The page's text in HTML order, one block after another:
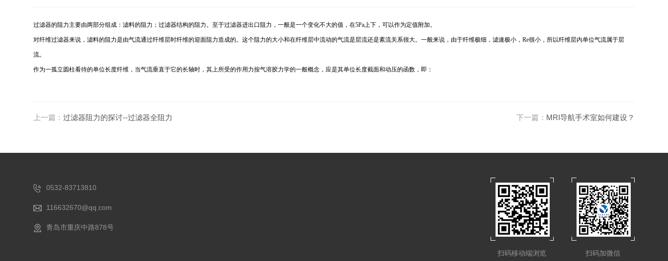
过滤器的阻力主要由两部分组成：滤料的阻力；过滤器结构的阻力。至于过滤器进出口阻力，一般是一个变化不大的值，在5Pa上下，可以作为定值附加。
对纤维过滤器来说，滤料的阻力是由气流通过纤维层时纤维的迎面阻力造成的。这个阻力的大小和在纤维层中流动的气流是层流还是紊流关系很大。一般来说，由于纤维极细，滤速极小，Re很小，所以纤维层内单位气流属于层
流。
作为一孤立圆柱看待的单位长度纤维，当气流垂直于它的长轴时，其上所受的作用力按气溶胶力学的一般概念，应是其单位长度截面和动压的函数，即：
上一篇：过滤器阻力的探讨--过滤器全阻力 下一篇： MRI导航手术室如何建设？
0532-83713810
116632670@qq.com
青岛市重庆中路878号
扫码加微信
扫码移动端浏览